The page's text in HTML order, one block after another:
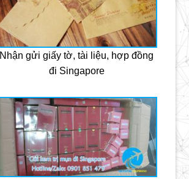
Nhận gửi giấy tờ, tài liệu, hợp đồng
đi Singapore